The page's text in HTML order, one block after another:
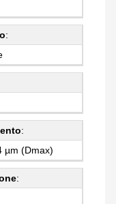
:
:
µm (Dmax)
: